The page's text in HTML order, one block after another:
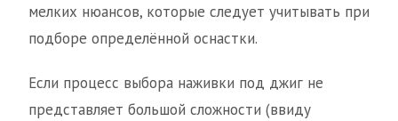
мелких нюансов, которые следует учитывать при
подборе определённой оснастки.
Если процесс выбора наживки под джиг не
представляет большой сложности (ввиду